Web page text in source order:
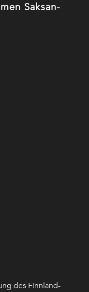
Saksan-
des Finnland-